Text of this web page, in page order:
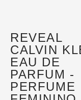
REVEAL
CALVIN
EAU DE
PARFUM -
PERFUME